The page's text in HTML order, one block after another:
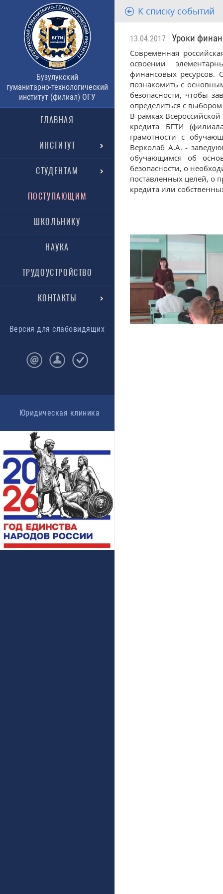
Бузулукский
гуманитарно-технологический
институт (филиал) ОГУ
ГЛАВНАЯ
ИНСТИТУТ
СТУДЕНТАМ
ПОСТУПАЮЩИМ
ШКОЛЬНИКУ
НАУКА
ТРУДОУСТРОЙСТВО
КОНТАКТЫ
Версия для слабовидящих
Юридическая клиника
К списку событий
13.04.2017 Уроки
Современная
освоении
финансовых ресурсов.
познакомить с
безопасности, чтобы
определиться с
В рамках
кредита БГТИ
грамотности с
Верколаб А.А. -
обучающимся об
безопасности, о
поставленных целей, о
кредита или